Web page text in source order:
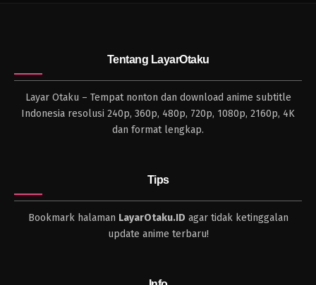
Tentang LayarOtaku
Layar Otaku – Tempat nonton dan download anime subtitle
Indonesia resolusi 240p, 360p, 480p, 720p, 1080p, 2160p, 4K
dan format lengkap.
Tips
Bookmark halaman LayarOtaku.ID agar tidak ketinggalan
update anime terbaru!